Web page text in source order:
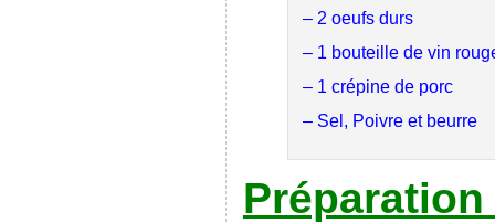
– 2 oeufs durs
– 1 bouteille de vin
– 1 crépine de porc
– Sel, Poivre et beurre
Préparation